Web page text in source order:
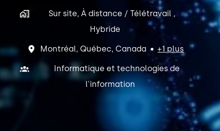
Sur site, À distance / Télétravail ,
Hybride
Montréal, Québec, Canada • +1 plus
Informatique et technologies de
l'information